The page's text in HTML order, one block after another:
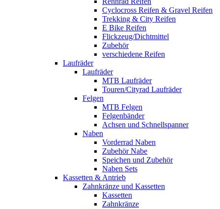
Cyclocross Reifen & Gravel Reifen
Trekking & City Reifen
E Bike Reifen
Flickzeug/Dichtmittel
Zubehör
verschiedene Reifen
Laufräder
Laufräder
MTB Laufräder
Touren/Cityrad Laufräder
Felgen
MTB Felgen
Felgenbänder
Achsen und Schnellspanner
Naben
Vorderrad Naben
Zubehör Nabe
Speichen und Zubehör
Naben Sets
Kassetten & Antrieb
Zahnkränze und Kassetten
Kassetten
Zahnkränze